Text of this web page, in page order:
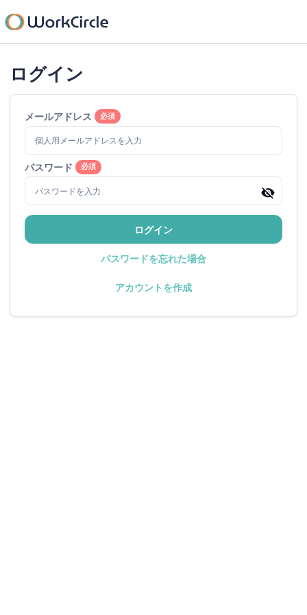
ログイン
メールアドレス 必須
パスワード 必須
ログイン
パスワードを忘れた場合
アカウントを作成